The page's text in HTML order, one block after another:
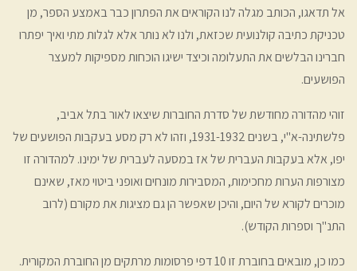
אל תדאגו, הכותב מגלה לנו הקוראים את הפתרון כבר באמצע הספר, מן
טכניקת כתיבה קולנועית שכזאת, ולנו לא נותר אלא לגלות מתי ואיך יפתרו
חברינו הבלשים את התעלומה וכיצד ישיגו הוכחות מספיקות למעצר
הפושעים.
זוהי מהדורה מחודשת של סדרת החוברות שיצאו לאור בתל אביב,
פלשתינה-א"י, בשנים 1931-1932, וזהו לא רק מסע בעקבות הפושעים של
יפו, אלא בעקבות העברית של אז במסעה לעברית של ימינו. למהדורה זו
מצורפות הערות מחכימות, המסבירות מונחים ואופני ביטוי מאז, שאינם
מוכרים לקורא של היום, והיכן שאפשר הן גם מציגות את מקורם (לרוב
התנ"ך וספרות הקודש).
כמו כן, מובאים בחוברת זו 10 דפי פרסומות מרתקים מן החוברת המקורית.